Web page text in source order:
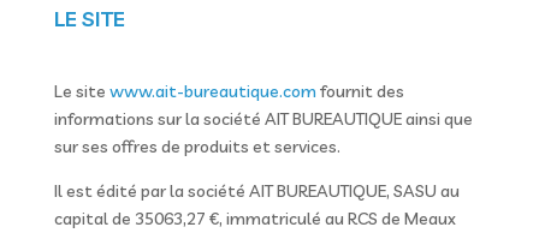
LE SITE
Le site www.ait-bureautique.com fournit des
informations sur la société AIT BUREAUTIQUE ainsi que
sur ses offres de produits et services.
Il est édité par la société AIT BUREAUTIQUE, SASU au
capital de 35063,27 €, immatriculé au RCS de Meaux